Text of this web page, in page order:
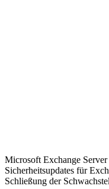
Microsoft Exchange
Sicherheitsupdates für
Schließung der